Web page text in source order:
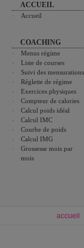
ACCUEIL
Accueil
COACHING
Menus régime
Liste de courses
Suivi des mensurations
Réglette de régime
Exercices physiques
Compteur de calories
Calcul poids idéal
Calcul IMC
Courbe de poids
Calcul IMG
Grossesse mois par
mois
accueil